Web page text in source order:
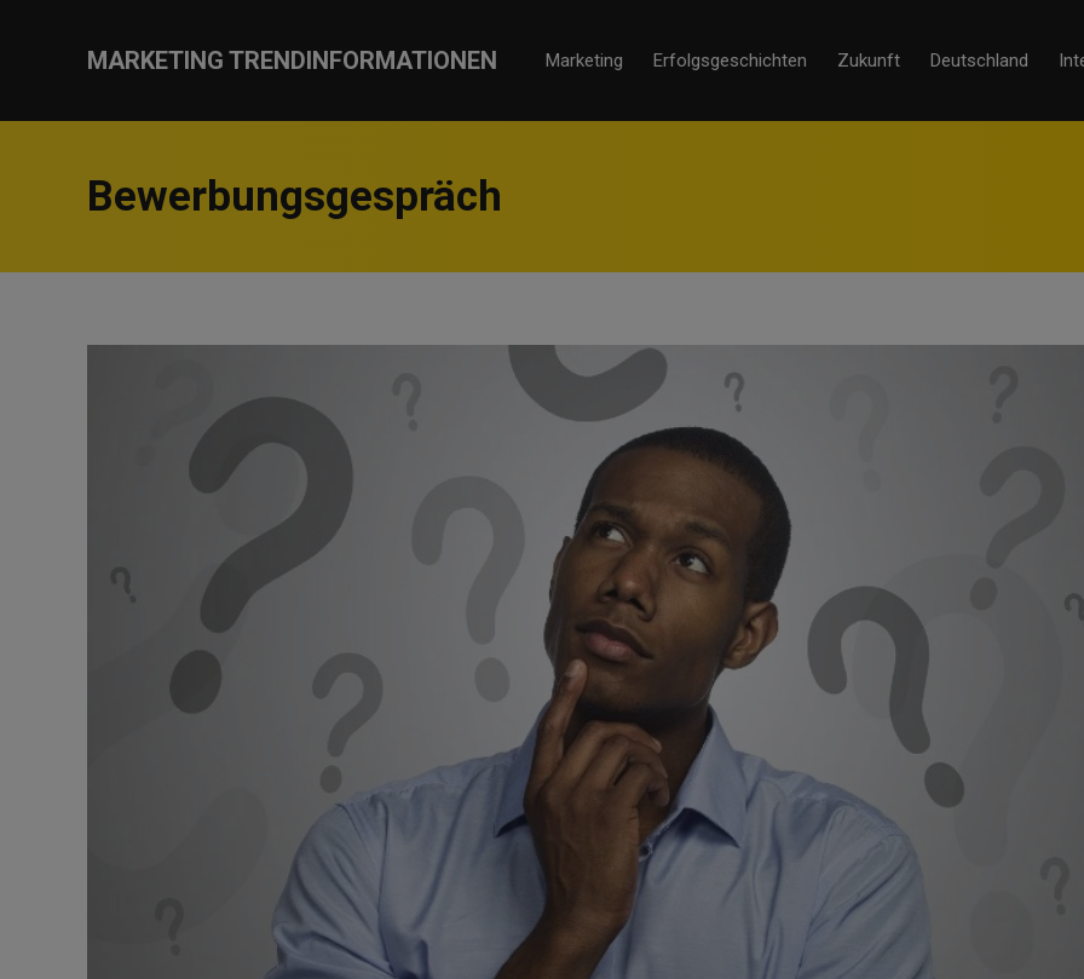
MARKETING TRENDINFORMATIONEN Marketing Erfolgsgeschichten Zukunft Deutschland
Bewerbungsgespräch